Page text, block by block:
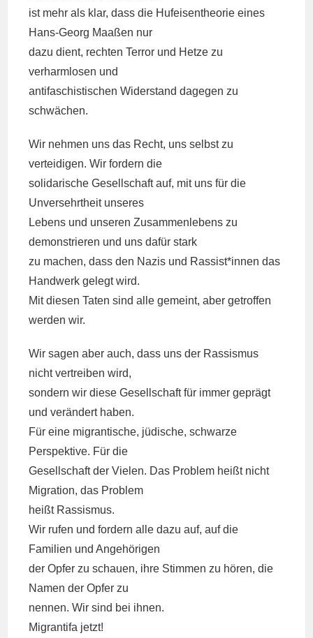
ist mehr als klar, dass die Hufeisentheorie eines
Hans-Georg Maaßen nur
dazu dient, rechten Terror und Hetze zu
verharmlosen und
antifaschistischen Widerstand dagegen zu
schwächen.
Wir nehmen uns das Recht, uns selbst zu
verteidigen. Wir fordern die
solidarische Gesellschaft auf, mit uns für die
Unversehrtheit unseres
Lebens und unseren Zusammenlebens zu
demonstrieren und uns dafür stark
zu machen, dass den Nazis und Rassist*innen das
Handwerk gelegt wird.
Mit diesen Taten sind alle gemeint, aber getroffen
werden wir.
Wir sagen aber auch, dass uns der Rassismus
nicht vertreiben wird,
sondern wir diese Gesellschaft für immer geprägt
und verändert haben.
Für eine migrantische, jüdische, schwarze
Perspektive. Für die
Gesellschaft der Vielen. Das Problem heißt nicht
Migration, das Problem
heißt Rassismus.
Wir rufen und fordern alle dazu auf, auf die
Familien und Angehörigen
der Opfer zu schauen, ihre Stimmen zu hören, die
Namen der Opfer zu
nennen. Wir sind bei ihnen.
Migrantifa jetzt!